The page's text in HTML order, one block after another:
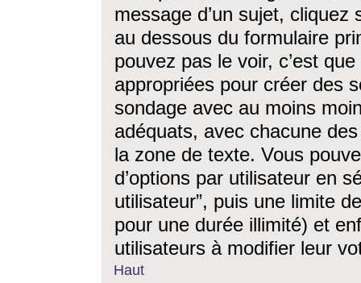
message d’un sujet, cliquez
au dessous du formulaire
pouvez pas le voir, c’est
appropriées pour créer des
sondage avec au moins
adéquats, avec chacune
la zone de texte. Vous
d’options par utilisateur en
utilisateur”, puis une limite
pour une durée illimité) et
utilisateurs à modifier leur
Haut